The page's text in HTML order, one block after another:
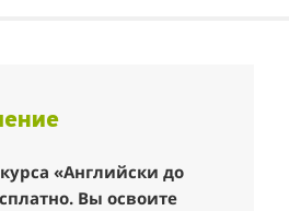
«Английски до
Вы освоите